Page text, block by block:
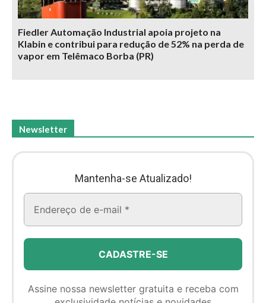
Fiedler Automação Industrial apoia projeto na
Klabin e contribui para redução de 52% na perda de
vapor em Telêmaco Borba (PR)
Newsletter
Mantenha-se Atualizado!
Assine nossa newsletter gratuita e receba com